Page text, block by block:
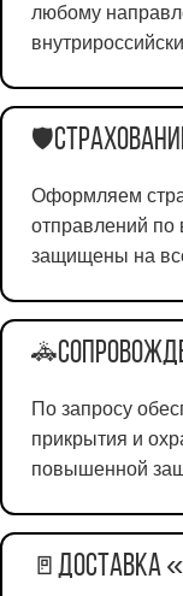
любому
🛡️
Оформляем
отправлений
защищены на
🚓
По запросу
прикрытия и
повышенной
🚪 Доставка